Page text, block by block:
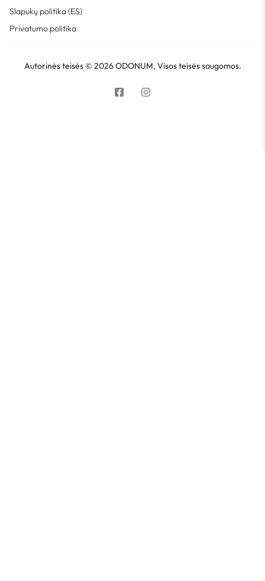
Slapukų politika (ES)
Privatumo politika
Autorinės teisės © 2026 ODONUM, Visos teisės saugomos.